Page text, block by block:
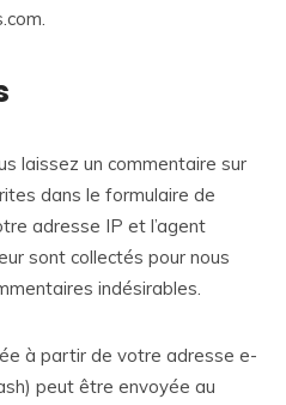
laissez un commentaire sur
dans le formulaire de
adresse IP et l’agent
sont collectés pour nous
indésirables.
à partir de votre adresse e-
peut être envoyée au